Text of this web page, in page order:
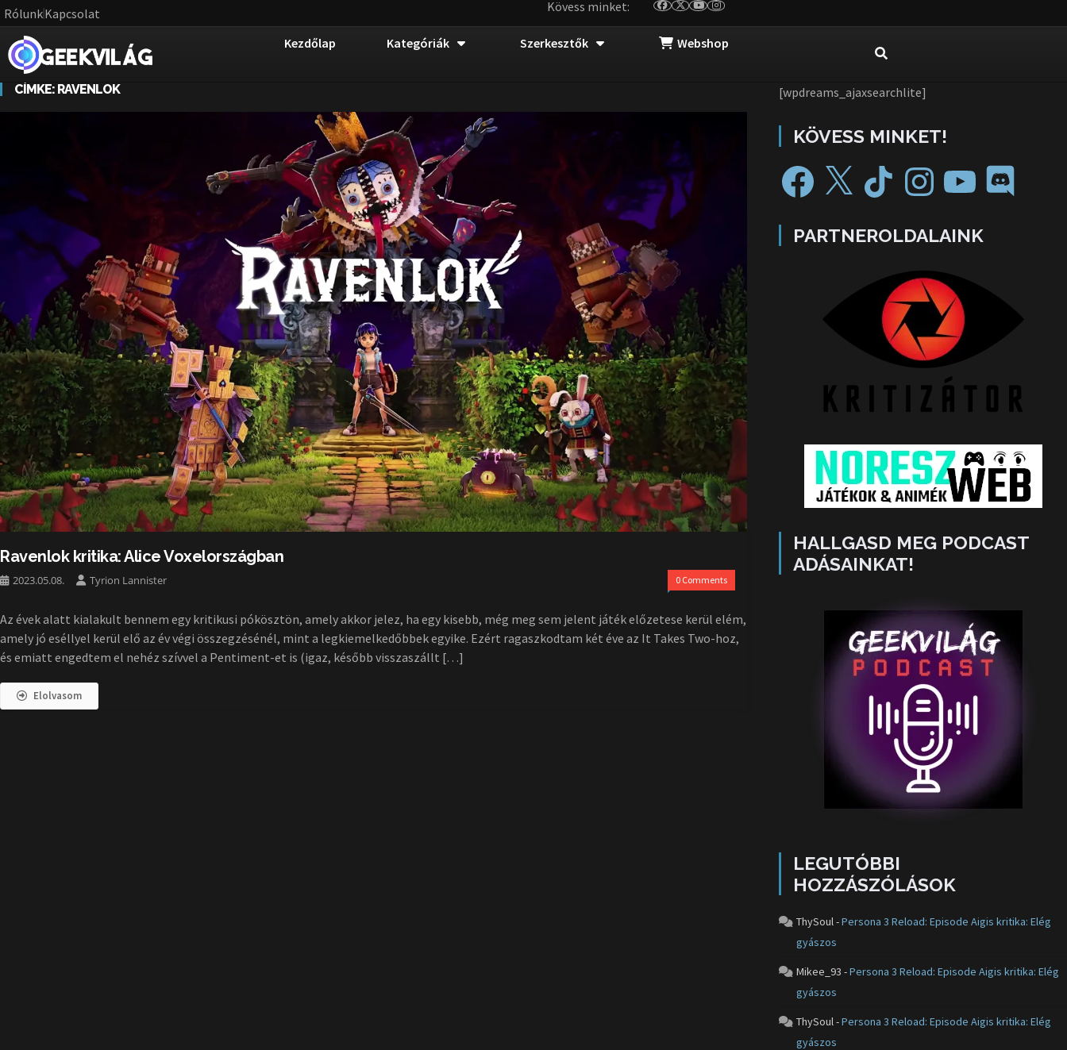
RólunkKapcsolat Kövess minket:
Kezdőlap Kategóriák Szerkesztők Webshop
CÍMKE: RAVENLOK
Ravenlok kritika: Alice Voxelországban
2023.05.08. Tyrion Lannister 0 Comments
Az évek alatt kialakult bennem egy kritikusi pókösztön, amely akkor jelez, ha egy kisebb, még meg sem jelent játék előzetese kerül elém,
amely jó eséllyel kerül elő az év végi összegzésénél, mint a legkiemelkedőbbek egyike. Ezért ragaszkodtam két éve az It Takes Two-hoz,
és emiatt engedtem el nehéz szívvel a Pentiment-et is (igaz, később visszaszállt […]
Elolvasom
[wpdreams_ajaxsearchlite]
KÖVESS MINKET!
PARTNEROLDALAINK
HALLGASD MEG PODCAST
ADÁSAINKAT!
LEGUTÓBBI
HOZZÁSZÓLÁSOK
ThySoul-Persona 3 Reload: Episode Aigis kritika: Elég
gyászos
Mikee_93 -Persona 3 Reload: Episode Aigis kritika: Elég
gyászos
ThySoul-Persona 3 Reload: Episode Aigis kritika: Elég
gyászos